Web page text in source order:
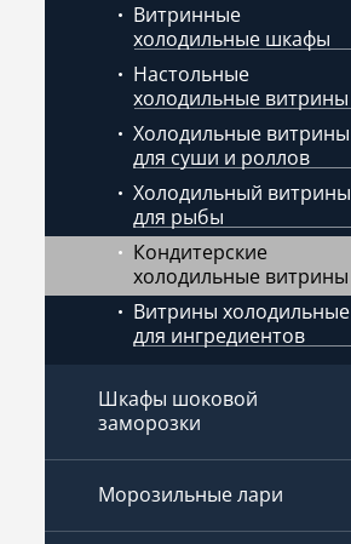
Витринные
холодильные шкафы
Настольные
холодильные витрины
Холодильные витрины
для суши и роллов
Холодильный витрины
для рыбы
Кондитерские
холодильные витрины
Витрины холодильные
для ингредиентов
Шкафы шоковой
заморозки
Морозильные лари